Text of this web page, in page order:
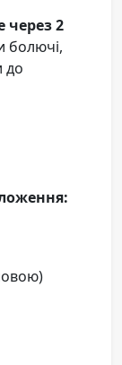
через 2
болючі,
до